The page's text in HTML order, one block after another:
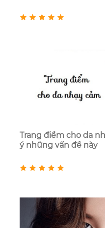
Trang điểm cho da
ý những vấn đề này